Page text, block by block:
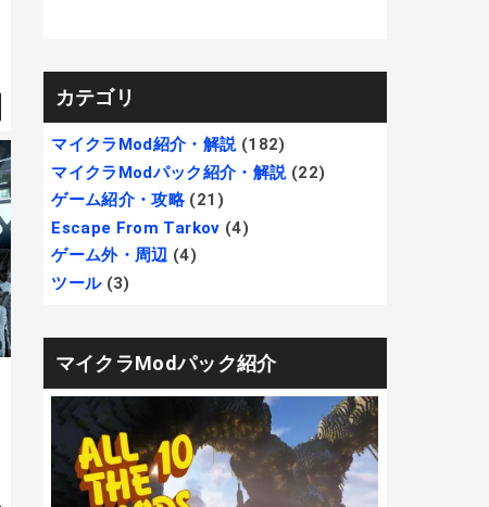
カテゴリ
マイクラMod紹介・解説 (182)
マイクラModパック紹介・解説 (22)
ゲーム紹介・攻略 (21)
Escape From Tarkov (4)
ゲーム外・周辺 (4)
ツール (3)
マイクラModパック紹介